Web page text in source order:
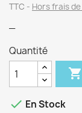
TTC Hors frais
Quantité

 En Stock